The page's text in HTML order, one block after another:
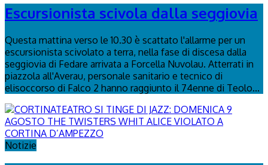
Escursionista scivola dalla seggiovia
Questa mattina verso le 10.30 è scattato l'allarme per un
escursionista scivolato a terra, nella fase di discesa dalla
seggiovia di Fedare arrivata a Forcella Nuvolau. Atterrati in
piazzola all'Averau, personale sanitario e tecnico di
elisoccorso di Falco 2 hanno raggiunto il 74enne di Teolo...
Notizie